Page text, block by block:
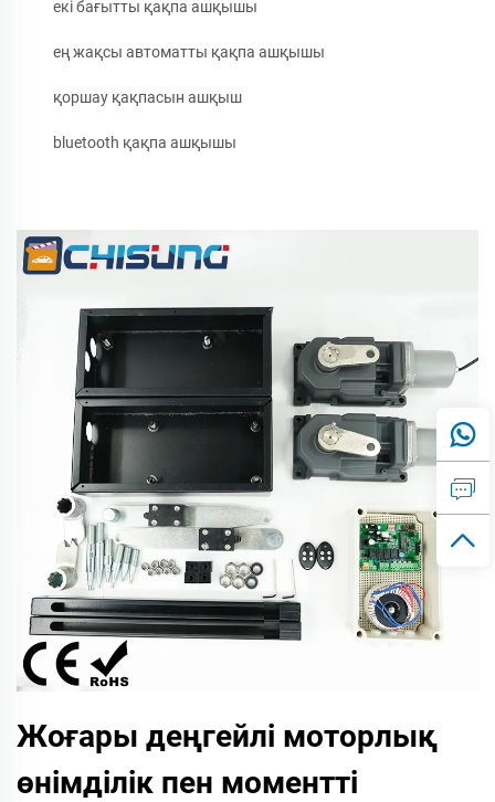
екі бағытты қақпа ашқышы
ең жақсы автоматты қақпа ашқышы
қоршау қақпасын ашқыш
bluetooth қақпа ашқышы
Жоғары деңгейлі моторлық
өнімділік пен моментті